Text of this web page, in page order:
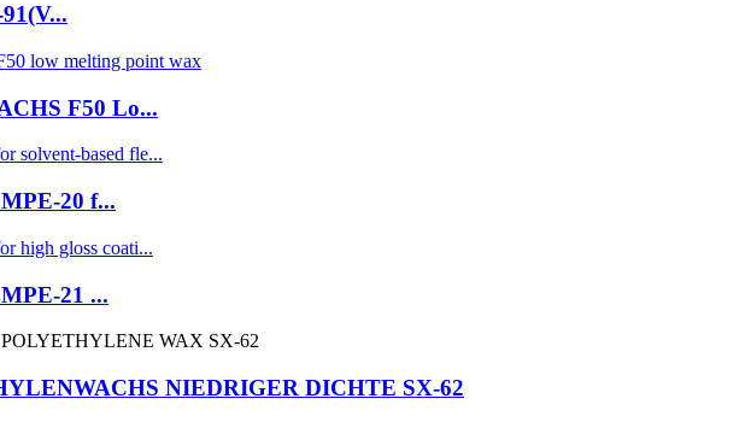
F50 Lo...
20 f...
21 ...
NIEDRIGER DICHTE SX-62